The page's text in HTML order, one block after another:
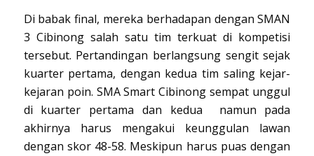
Di babak final, mereka berhadapan dengan SMAN
3 Cibinong salah satu tim terkuat di kompetisi
tersebut. Pertandingan berlangsung sengit sejak
kuarter pertama, dengan kedua tim saling kejar-
kejaran poin. SMA Smart Cibinong sempat unggul
di kuarter pertama dan kedua namun pada
akhirnya harus mengakui keunggulan lawan
dengan skor 48-58. Meskipun harus puas dengan